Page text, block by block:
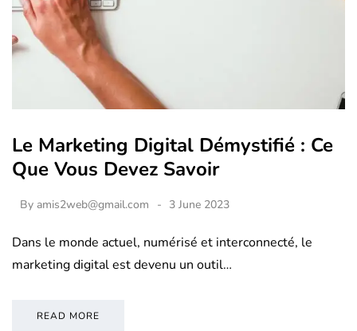
Le Marketing Digital Démystifié : Ce
Que Vous Devez Savoir
By amis2web@gmail.com 3 June 2023
Dans le monde actuel, numérisé et interconnecté, le
marketing digital est devenu un outil…
READ MORE